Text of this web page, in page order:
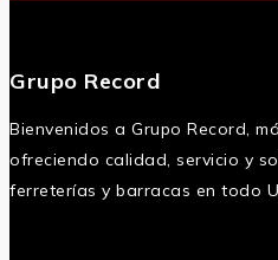
Grupo Record
Bienvenidos a Grupo Record,
ofreciendo calidad, servicio y
ferreterías y barracas en todo